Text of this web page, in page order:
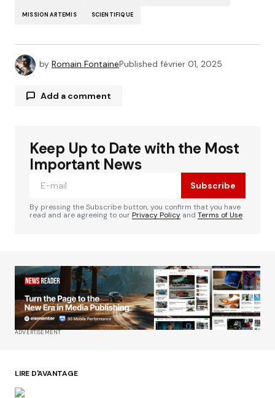
MISSION ARTEMIS SCIENTIFIQUE
by Romain FontainePublished février 01, 2025
Add a comment
Votre adresse e-mail ne sera pas publiée. Les
champs obligatoires sont indiqués avec
Your Name*
Your E-mail*
Alternative:
Keep Up to Date with the Most
Important News
Subscribe
By pressing the Subscribe button, you confirm that you have
read and are agreeing to ourPrivacy Policy and Terms of Use
ADVERTISEMENT
LIRE D'AVANTAGE